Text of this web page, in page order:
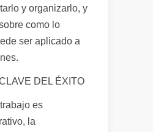
y organizarlo, y
como lo
ser aplicado a
DEL ÉXITO
es
la